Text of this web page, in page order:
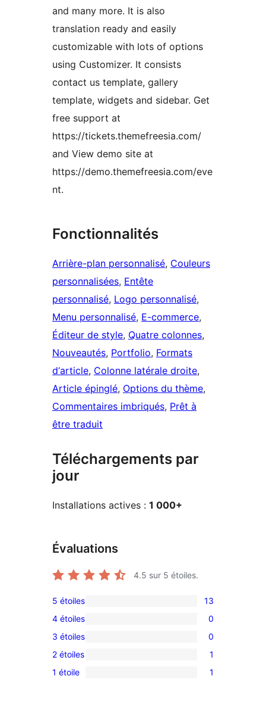
and many more. It is also
translation ready and easily
customizable with lots of options
using Customizer. It consists
contact us template, gallery
template, widgets and sidebar. Get
free support at
https://tickets.themefreesia.com/
and View demo site at
https://demo.themefreesia.com/eve
nt.
Fonctionnalités
Arrière-plan personnalisé, Couleurs
personnalisées, Entête
personnalisé, Logo personnalisé
Menu personnalisé, E-commerce
Éditeur de style, Quatre colonnes
Nouveautés, Portfolio, Formats
d‘article, Colonne latérale droite
Article épinglé, Options du thème
Commentaires imbriqués, Prêt à
être traduit
Téléchargements par
jour
Installations actives : 1 000+
Évaluations
4.5 sur 5 étoiles.
13
avis
à
5
étoiles
5 étoiles 13
0
avis
à
4
4 étoiles 0
0
avis
à
3 étoiles 0
1
avis
2 étoiles 1
1
1 étoile 1